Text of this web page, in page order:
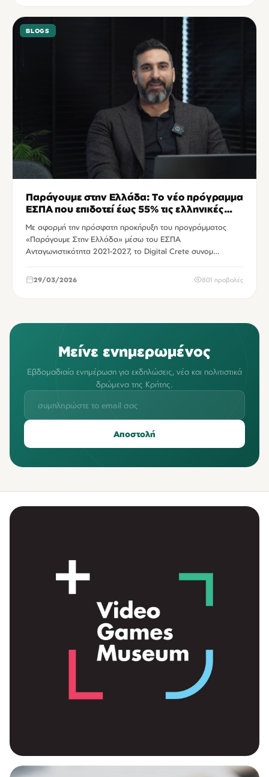
BLOGS
Παράγουμε στην Ελλάδα: Το νέο πρόγραμμα
ΕΣΠΑ που επιδοτεί έως 55% τις ελληνικές
μεταποιητικές επιχειρήσεις
Με αφορμή την πρόσφατη προκήρυξη του προγράμματος
«Παράγουμε Στην Ελλάδα» μέσω του ΕΣΠΑ
Ανταγωνιστικότητα 2021-2027, το Digital Crete συνομ…
29/03/2026 801 προβολές
Μείνε ενημερωμένος
Εβδομαδιαία ενημέρωση για εκδηλώσεις, νέα και πολιτιστικά
δρώμενα της Κρήτης.
Αποστολή